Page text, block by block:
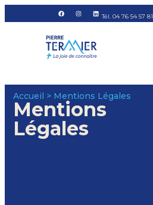
Tél. 04 76 54 57 81
Accueil > Mentions Légales
Mentions
Légales